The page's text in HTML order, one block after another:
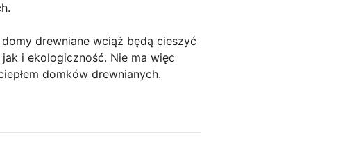
drewniane wciąż będą cieszyć
i ekologiczność. Nie ma więc
domków drewnianych.